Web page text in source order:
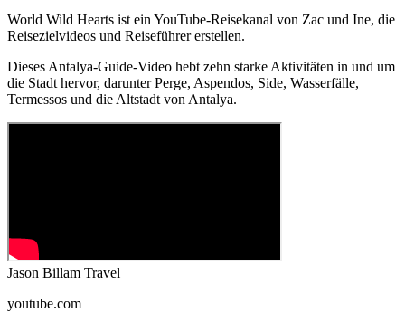
World Wild Hearts ist ein YouTube-Reisekanal von Zac und Ine, die
Reisezielvideos und Reiseführer erstellen.
Dieses Antalya-Guide-Video hebt zehn starke Aktivitäten in und um
die Stadt hervor, darunter Perge, Aspendos, Side, Wasserfälle,
Termessos und die Altstadt von Antalya.
Jason Billam Travel
youtube.com